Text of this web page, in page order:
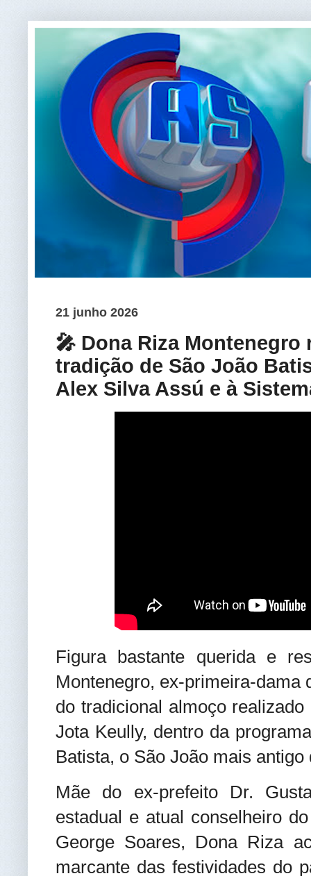
21 junho 2026
🎤 Dona Riza
tradição de São João
Alex Silva Assú e à
Figura bastante querida e
Montenegro, ex-primeira-dama
do tradicional almoço
Jota Keully, dentro da
Batista, o São João mais antigo
Mãe do ex-prefeito Dr.
estadual e atual conselheiro
George Soares, Dona Riza
marcante das festividades do